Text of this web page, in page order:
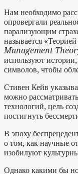
Нам необходимо
опровергали
парализующим
называется
Management
используют
символов, чтобы
Стивен Кейв
можно
технологий, цель
постигнуть
В эпоху
о том, как научные
изобилуют
Однако какими бы